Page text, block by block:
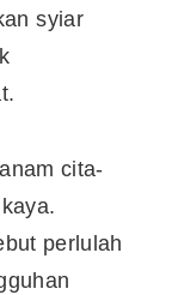
syiar
cita-
perlulah